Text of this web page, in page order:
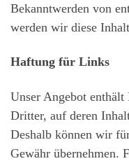
Bekanntwerden von
werden wir diese
Haftung für Links
Unser Angebot enthält
Dritter, auf deren
Deshalb können wir
Gewähr übernehmen.